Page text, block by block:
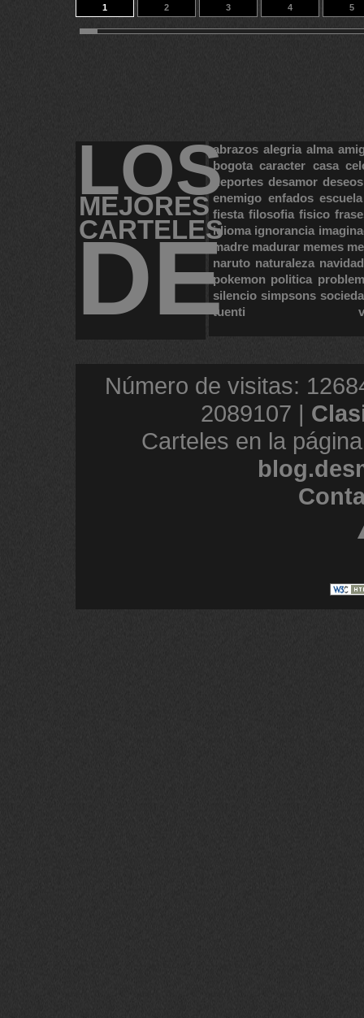
1 2 3 4 5
11 12 13 14 126
LOS
MEJORES
CARTELES
DE
abrazos alegria alma
bogota caracter casa
deportes desamor deseos
enemigo enfados escuela
fiesta filosofia fisico
idioma ignorancia
madre madurar memes
naruto naturaleza navidad
pokemon politica
silencio simpsons
tuenti
Número de visitas:
2089107 |
Carteles en la